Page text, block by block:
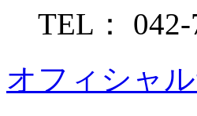
TEL：
オフィシャ